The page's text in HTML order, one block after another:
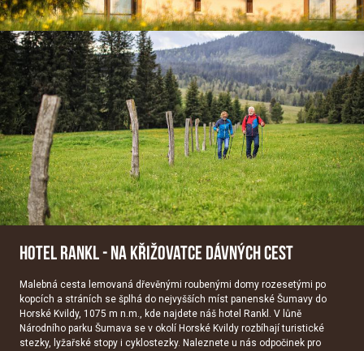
HOTEL RANKL - NA KŘIŽOVATCE DÁVNÝCH CEST
Malebná cesta lemovaná dřevěnými roubenými domy rozesetými po
kopcích a stráních se šplhá do nejvyšších míst panenské Šumavy do
Horské Kvildy, 1075 m n.m., kde najdete náš hotel Rankl. V lůně
Národního parku Šumava se v okolí Horské Kvildy rozbíhají turistické
stezky, lyžařské stopy i cyklostezky. Naleznete u nás odpočinek pro